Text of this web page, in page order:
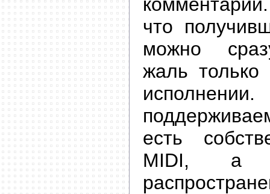
что
можно
жаль только
есть
MIDI, а